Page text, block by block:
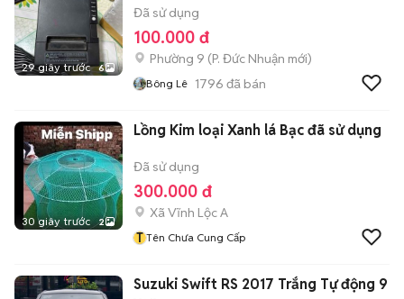
29 giây trước 6
Đã sử dụng
100.000 đ
Phường 9 (P. Đức Nhuận mới)
Bông Lê 1796 đã bán
30 giây trước 2
Lồng Kim loại Xanh lá Bạc đã sử dụng
Đã sử dụng
300.000 đ
Xã Vĩnh Lộc A
T Tên Chưa Cung Cấp
Suzuki Swift RS 2017 Trắng Tự động 9